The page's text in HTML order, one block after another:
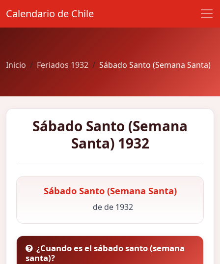
Calendario de Chile
Inicio Feriados 1932 Sábado Santo (Semana Santa)
Sábado Santo (Semana
Santa) 1932
Sábado Santo (Semana Santa)
de de 1932
¿Cuando es el sábado santo (semana
santa)?